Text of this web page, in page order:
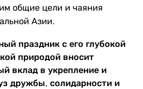
общие цели и чаяния
Азии.
праздник с его глубокой
природой вносит
вклад в укрепление и
дружбы, солидарности и